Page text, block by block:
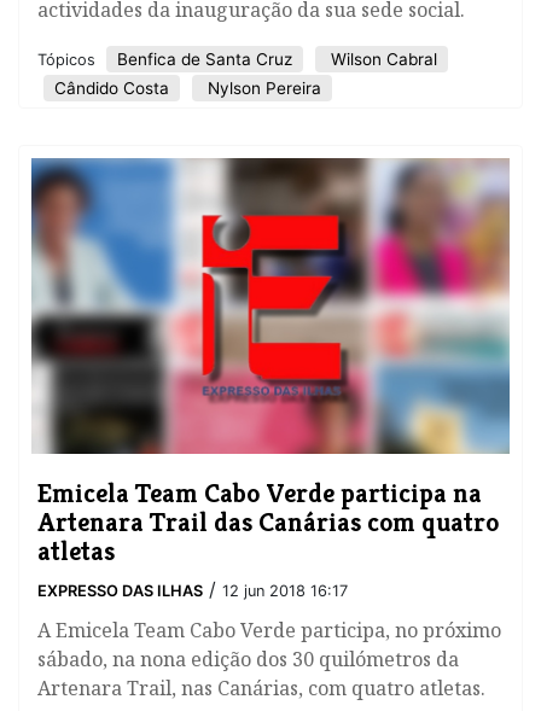
actividades da inauguração da sua sede social.
Tópicos Benfica de Santa Cruz
Wilson Cabral
Cândido Costa
Nylson Pereira
Emicela Team Cabo Verde participa na
Artenara Trail das Canárias com quatro
atletas
EXPRESSO DAS ILHAS / 12 jun 2018 16:17
​A Emicela Team Cabo Verde participa, no próximo
sábado, na nona edição dos 30 quilómetros da
Artenara Trail, nas Canárias, com quatro atletas.